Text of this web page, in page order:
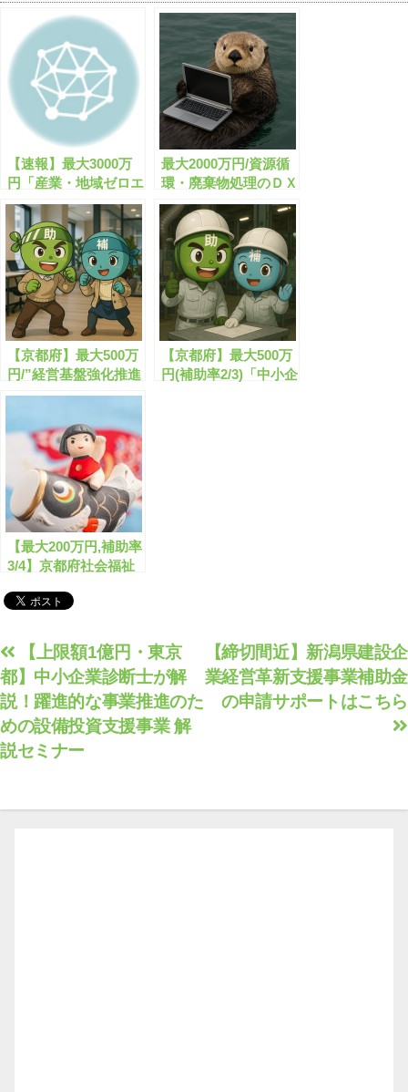
【速報】最大3000万
円「産業・地域ゼロエ
ミッション推進事業」
が公募開始します！
【申請サポート可】
最大2000万円/資源循
環・廃棄物処理のＤＸ
推進事業の申請サポー
トはこちら！
【京都府】最大500万
円/”経営基盤強化推進
事業費補助金”が公募
ポート可】
【京都府】最大500万
円(補助率2/3)「中小企
【最大200万円,補助率
3/4】京都府社会福祉
手不足対策事業費補助
ちら！
投
稿
ナ
ビ
ゲ
【締切間近】新潟県建設企
業経営革新支援事業補助金
の申請サポートはこちら
【上限額1億円・東京
都】中小企業診断士が解
説！躍進的な事業推進のた
めの設備投資支援事業 解
説セミナー